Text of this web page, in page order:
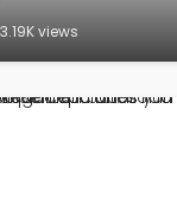
3.19K views